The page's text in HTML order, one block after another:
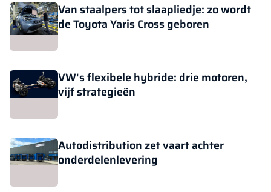
Van staalpers tot slaapliedje: zo wordt
de Toyota Yaris Cross geboren
VW's flexibele hybride: drie motoren,
vijf strategieën
Autodistribution zet vaart achter
onderdelenlevering